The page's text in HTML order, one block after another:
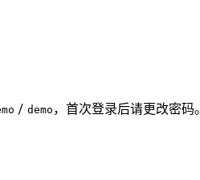
/ demo ，首次登录后请更改密码。